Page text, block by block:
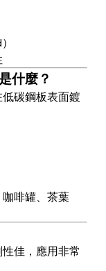
什麼？
碳鋼板表面鍍
啡罐、茶葉
佳，應用非常